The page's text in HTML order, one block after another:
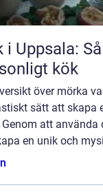
i Uppsala:
kök
över mörka
sätt att skapa
att
en unik och